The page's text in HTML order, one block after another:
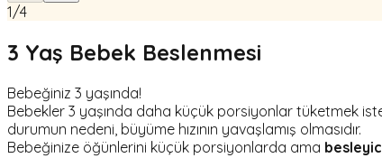
1/4
3 Yaş Bebek Beslenmesi
Bebeğiniz 3 yaşında!
Bebekler 3 yaşında daha küçük porsiyonlar tüketmek
durumun nedeni, büyüme hızının yavaşlamış olmasıdır.
Bebeğinize öğünlerini küçük porsiyonlarda ama